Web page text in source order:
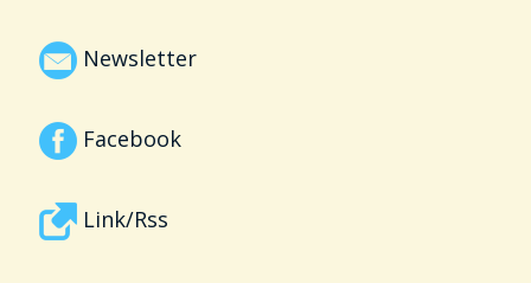
Newsletter
Facebook
Link/Rss